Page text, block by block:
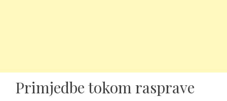
Primjedbe tokom rasprave